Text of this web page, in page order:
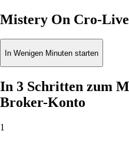
Mistery On Cro-
In Wenigen Minuten starten
In 3 Schritten zum
Broker-Konto
1